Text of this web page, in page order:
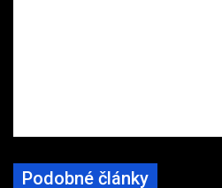
Podobné články